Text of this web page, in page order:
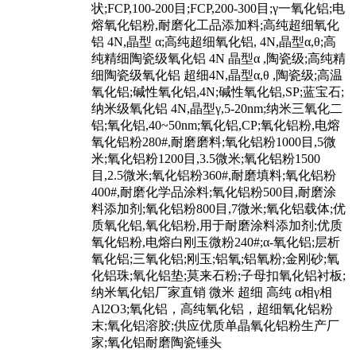
状;FCP,100-200目;FCP,200-300目;γ一氧化铝;电
熔氧化铝粉,耐磨化工品添加料;高纯超细氧化
铝 4N,晶型 α;高纯超细氧化铝, 4N,晶型α,θ;高
纯精细陶瓷级氧化铝 4N 晶型α ,陶瓷级;高纯精
细陶瓷级氧化铝 超细4N,晶型α,θ ,陶瓷级;高温
氧化铝;碱性氧化铝,4N;碱性氧化铝,SP;蓝宝石;
纳米级氧化铝 4N,晶型γ,5-20nm;纳米三氧化二
铝;氧化铝,40~50nm;氧化铝,CP;氧化铝粉,电熔
氧化铝粉280#,耐磨磨料;氧化铝粉1000目,5微
米;氧化铝粉1200目,3.5微米;氧化铝粉1500
目,2.5微米;氧化铝粉360#,耐磨填料;氧化铝粉
400#,耐磨化学品涂料;氧化铝粉500目,耐磨涂
料添加剂;氧化铝粉800目,7微米;氧化铝载体;优
质氧化铝,氧化铝粉,用于耐磨涂料添加剂;优质
氧化铝粉,电熔白刚玉微粉240#;α-氧化铝;层析
氧化铝;三氧化铝;刚玉;铝氧;铝氧粉;金刚砂;氧
化铝珠;氧化铝垫;莫来石粉;子母扣氧化铝衬板;
纳米氧化铝厂家直销 微米 超细 高纯 α相γ相
Al2O3;氧化铝，高纯氧化铝，超细氧化铝粉
末;氧化铝溶胶;供应优质单晶氧化铝粉生产厂
家;氧化铝耐磨陶瓷锤头